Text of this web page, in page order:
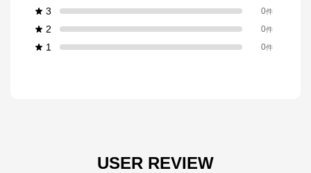
3 0件
2 0件
1 0件
USER REVIEW